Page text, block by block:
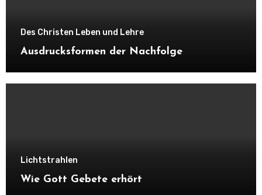
Des Christen Leben und Lehre
Ausdrucksformen der Nachfolge
Lichtstrahlen
Wie Gott Gebete erhört